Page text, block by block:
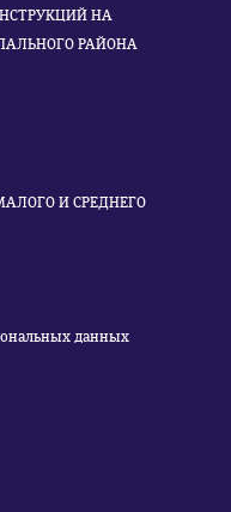
НА
РАЙОНА
И СРЕДНЕГО
данных